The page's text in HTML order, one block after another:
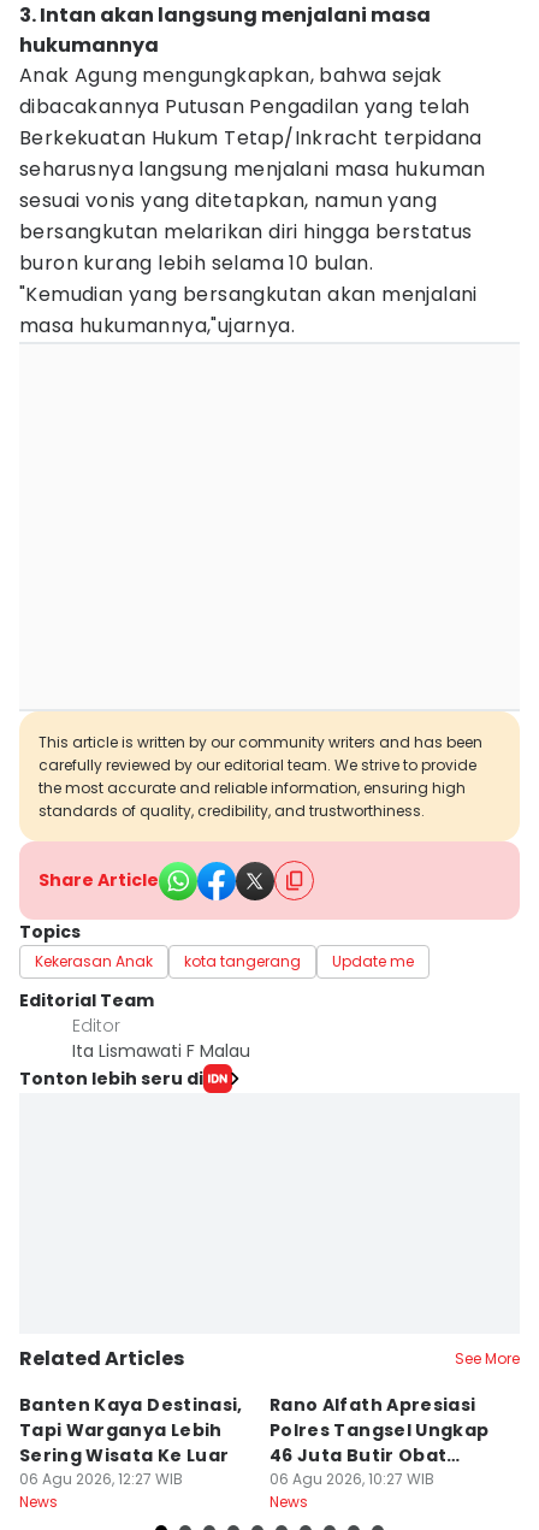
3. Intan akan langsung menjalani masa
hukumannya
Anak Agung mengungkapkan, bahwa sejak
dibacakannya Putusan Pengadilan yang telah
Berkekuatan Hukum Tetap/Inkracht terpidana
seharusnya langsung menjalani masa hukuman
sesuai vonis yang ditetapkan, namun yang
bersangkutan melarikan diri hingga berstatus
buron kurang lebih selama 10 bulan.
"Kemudian yang bersangkutan akan menjalani
masa hukumannya,"ujarnya.
This article is written by our community writers and has been
carefully reviewed by our editorial team. We strive to provide
the most accurate and reliable information, ensuring high
standards of quality, credibility, and trustworthiness.
Share Article
Topics
Kekerasan Anak kota tangerang Update me
Editorial Team
Editor
Ita Lismawati F Malau
Tonton lebih seru di
Related Articles See More
Banten Kaya Destinasi,
Tapi Warganya Lebih
Sering Wisata Ke Luar
06 Agu 2026, 12:27 WIB
News
Rano Alfath Apresiasi
Polres Tangsel Ungkap
46 Juta Butir Obat
Keras
06 Agu 2026, 10:27 WIB
News